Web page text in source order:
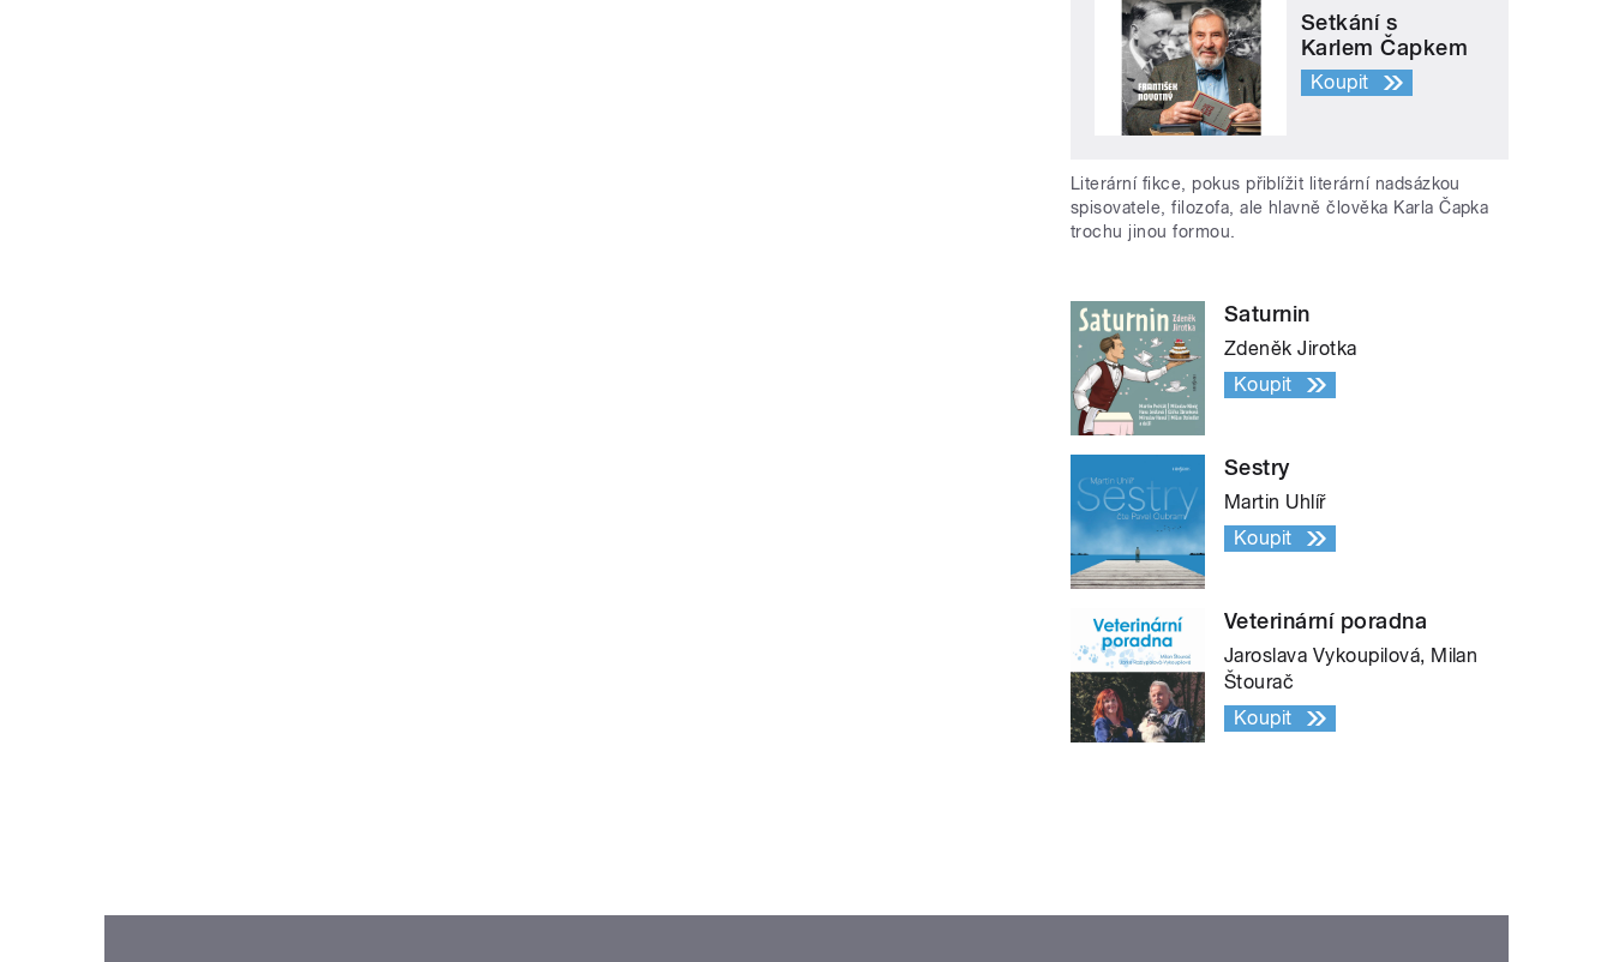
Setkání s
Karlem Čapkem
Koupit
Literární fikce, pokus přiblížit literární nadsázkou
spisovatele, filozofa, ale hlavně člověka Karla Čapka
trochu jinou formou.
Saturnin
Zdeněk Jirotka
Koupit
Sestry
Martin Uhlíř
Koupit
Veterinární poradna
Jaroslava Vykoupilová, Milan
Štourač
Koupit